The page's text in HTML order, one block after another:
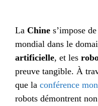
La Chine s’impose
mondial dans le
artificielle, et les
preuve tangible. À
que la conférence
robots démontrent